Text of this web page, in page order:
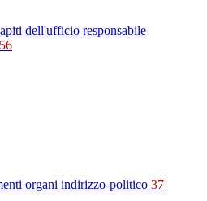
dell'ufficio responsabile
organi indirizzo-politico 37